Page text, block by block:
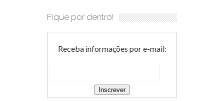
Fique por dentro!
Receba informações por e-mail: